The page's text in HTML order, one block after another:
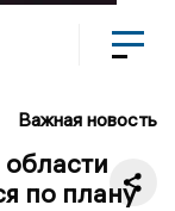
Важная новость
по плану